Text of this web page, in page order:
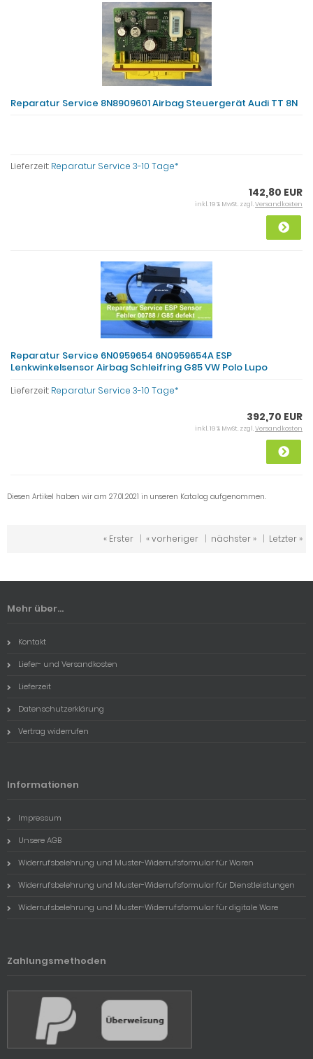
Reparatur Service 8N8909601 Airbag Steuergerät Audi TT 8N
Lieferzeit: Reparatur Service 3-10 Tage*
142,80 EUR
inkl. 19 % MwSt. zzgl.Versandkosten
Reparatur Service 6N0959654 6N0959654A ESP
Lenkwinkelsensor Airbag Schleifring G85 VW Polo Lupo
Lieferzeit: Reparatur Service 3-10 Tage*
392,70 EUR
inkl. 19 % MwSt. zzgl.Versandkosten
Diesen Artikel haben wir am 27.01.2021 in unseren Katalog aufgenommen.
« Erster | « vorheriger | nächster » | Letzter »
Mehr über...
Kontakt
Liefer- und Versandkosten
Lieferzeit
Datenschutzerklärung
Vertrag widerrufen
Informationen
Impressum
Unsere AGB
Widerrufsbelehrung und Muster-Widerrufsformular für Waren
Widerrufsbelehrung und Muster-Widerrufsformular für Dienstleistungen
Widerrufsbelehrung und Muster-Widerrufsformular für digitale Ware
Zahlungsmethoden